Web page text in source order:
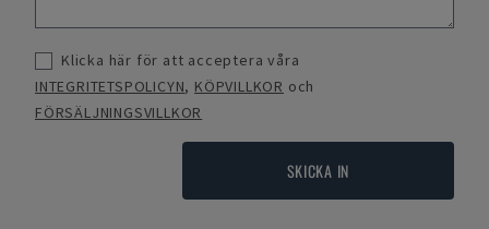
Klicka här för att acceptera våra
INTEGRITETSPOLICYN, KÖPVILLKOR och
FÖRSÄLJNINGSVILLKOR
SKICKA IN